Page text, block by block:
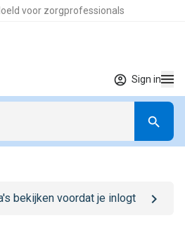
voor zorgprofessionals
Sign in
bekijken voordat je inlogt